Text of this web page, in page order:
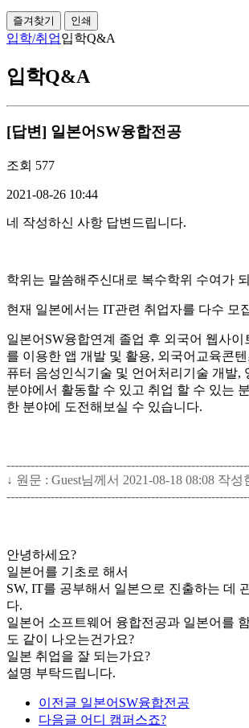
즐겨찾기 인쇄
입학/취업입학Q&A
입학Q&A
[답변] 일본어SW융합전공
조회 577
2021-08-26 10:44
네 작성하신 사항 답변드립니다.
학위는 말씀해주신대로 복수학위 수여가
현재 일본에서는 IT관련 취업자를 다수 모
일본어SW융합연계 졸업 후 외국어 웹사
를 이용한 앱 개발 및 활용, 외국어교육콘
퓨터 음성인식기술 및 언어처리기술 개발,
분야에서 활동할 수 있고 취업 할 수 있는
한 분야에 도전해보실 수 있습니다.
↓ 원문 : Guest님께서 2021-08-18 08:08 작성
안녕하세요?
일본어를 기초로 해서
SW, IT를 공부해서 일본으로 진출하는 데
다.
일본어 소프트웨어 융합전공과 일본어를
도 같이 나오는건가요?
일본 취업을 잘 되는가요?
설명 부탁드립니다.
이전글 일본어SW융합전공
다음글 어디 캠퍼스죠?